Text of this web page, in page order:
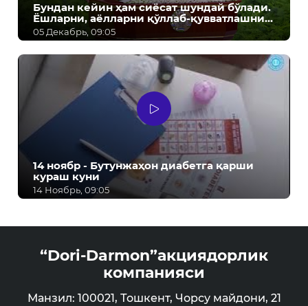
Бундан кейин ҳам сиёсат шундай бўлади.
Ёшларни, аёлларни қўллаб-қувватлашни
давом эттирамиз! - Ш.М. Мирзиёев
05 Декабрь, 09:05
14 ноябр - Бутунжаҳон диабетга қарши
кураш куни
14 Ноябрь, 09:05
“Dori-Darmon”акциядорлик
компанияси
Манзил: 100021, Тошкент, Чорсу майдони, 21